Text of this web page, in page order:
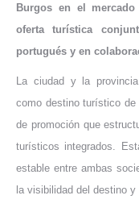
Burgos en el
oferta turística
portugués y en
La ciudad y la
como destino turístico de
de promoción que
turísticos integrados.
estable entre ambas
la visibilidad del destino